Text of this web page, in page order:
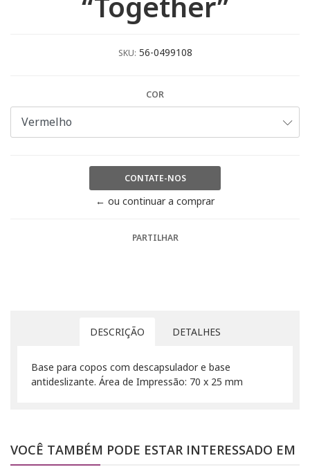
SKU: 56-0499108
COR
CONTATE-NOS
← ou continuar a comprar
PARTILHAR
DESCRIÇÃO DETALHES
Base para copos com descapsulador e base
antideslizante. Área de Impressão: 70 x 25 mm
VOCÊ TAMBÉM PODE ESTAR INTERESSADO EM